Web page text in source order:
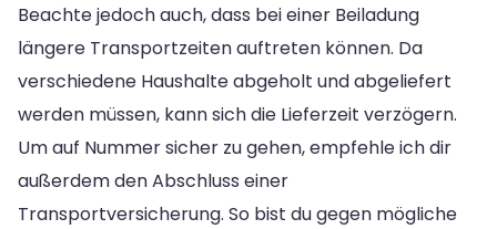
Beachte jedoch auch, dass bei einer Beiladung
längere Transportzeiten auftreten können. Da
verschiedene Haushalte abgeholt und abgeliefert
werden müssen, kann sich die Lieferzeit verzögern.
Um auf Nummer sicher zu gehen, empfehle ich dir
außerdem den Abschluss einer
Transportversicherung. So bist du gegen mögliche